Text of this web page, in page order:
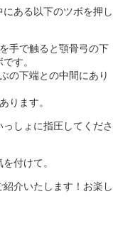
ある以下のツボを押し
手で触ると顎骨弓の下
す。
の下端との中間にあり
ります。
しょに指圧してくださ
付けて。
介いたします！お楽し